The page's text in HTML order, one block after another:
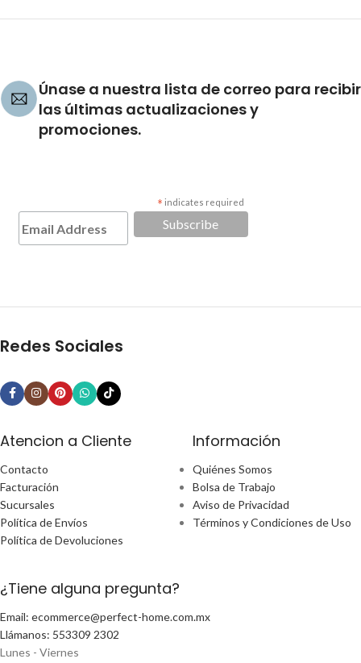
Únase a nuestra lista de correo para recibir
las últimas actualizaciones y
promociones.
* indicates required
Redes Sociales
Atencion a Cliente
Contacto
Facturación
Sucursales
Política de Envíos
Política de Devoluciones
Información
Quiénes Somos
Bolsa de Trabajo
Aviso de Privacidad
Términos y Condiciones de Uso
¿Tiene alguna pregunta?
Email: ecommerce@perfect-home.com.mx
Llámanos: 553309 2302
Lunes - Viernes